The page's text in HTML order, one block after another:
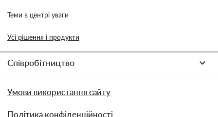
Теми в центрі уваги
Усі рішення і продукти
Співробітництво
Умови використання сайту
Політика конфіденційності